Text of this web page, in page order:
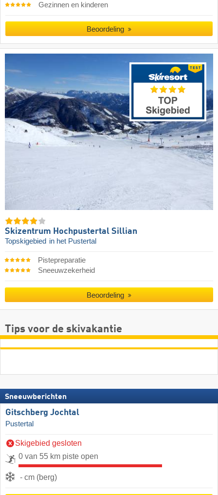
Gezinnen en kinderen
Beoordeling
Skizentrum Hochpustertal Sillian
Topskigebied in het Pustertal
Pistepreparatie
Sneeuwzekerheid
Beoordeling
Tips voor de skivakantie
Sneeuwberichten
Gitschberg Jochtal
Pustertal
Skigebied gesloten
0 van 55 km piste open
- cm (berg)